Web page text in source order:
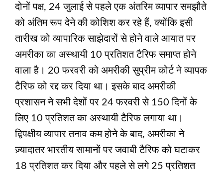
दोनों पक्ष, 24 जुलाई से पहले एक अंतरिम व्यापार समझौते
को अंतिम रूप देने की कोशिश कर रहे हैं, क्योंकि इसी
तारीख को व्यापारिक साझेदारों से होने वाले आयात पर
अमरीका का अस्थायी 10 प्रतिशत टैरिफ समाप्‍त होने
वाला है। 20 फरवरी को अमरीकी सुप्रीम कोर्ट ने व्यापक
टैरिफ को रद्द कर दिया था। इसके बाद अमरीकी
प्रशासन ने सभी देशों पर 24 फरवरी से 150 दिनों के
लिए 10 प्रतिशत का अस्थायी टैरिफ लगाया था।
द्विपक्षीय व्यापार तनाव कम होने के बाद, अमरीका ने
ज़्यादातर भारतीय सामानों पर जवाबी टैरिफ को घटाकर
18 प्रतिशत कर दिया और पहले से लगे 25 प्रतिशत